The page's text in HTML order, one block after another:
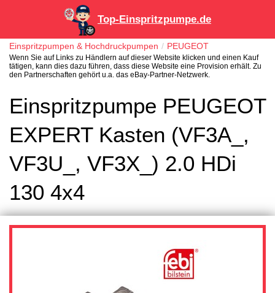
Top-Einspritzpumpe.de
Einspritzpumpen & Hochdruckpumpen PEUGEOT
Wenn Sie auf Links zu Händlern auf dieser Website klicken und einen Kauf
tätigen, kann dies dazu führen, dass diese Website eine Provision erhält. Zu
den Partnerschaften gehört u.a. das eBay-Partner-Netzwerk.
Einspritzpumpe PEUGEOT
EXPERT Kasten (VF3A_,
VF3U_, VF3X_) 2.0 HDi
130 4x4